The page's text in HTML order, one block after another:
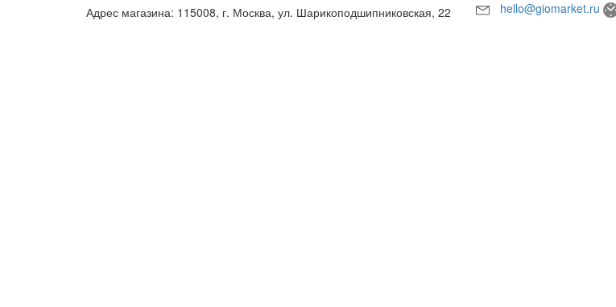
Адрес магазина: 115008, г. Москва, ул. Шарикоподшипниковская, 22 hello@giomarket.ru